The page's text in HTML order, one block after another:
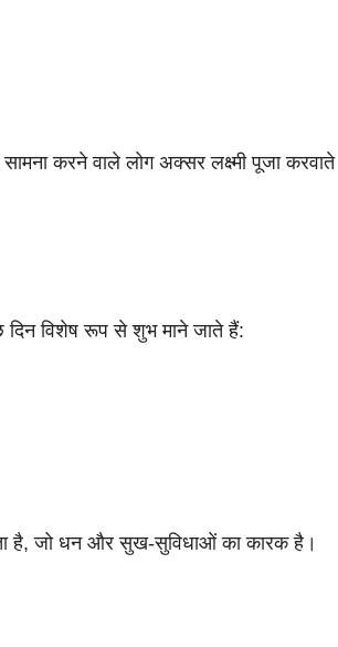
करने वाले लोग अक्सर लक्ष्मी पूजा करवाते
दिन विशेष रूप से शुभ माने जाते हैं:
है, जो धन और सुख-सुविधाओं का कारक है।